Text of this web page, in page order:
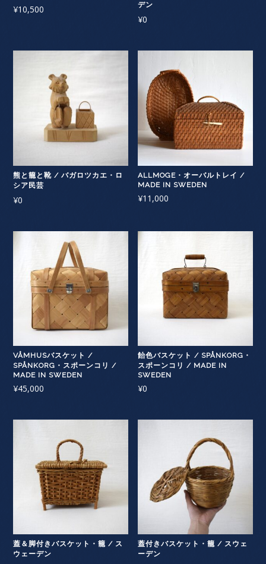
¥10,500
デン
¥0
熊と籠と靴 / バガロツカエ・ロ
シア民芸
¥0
ALLMOGE・オーバルトレイ /
MADE IN SWEDEN
¥11,000
VÅMHUSバスケット /
SPÅNKORG・スポーンコリ /
MADE IN SWEDEN
¥45,000
飴色バスケット / SPÅNKORG・
スポーンコリ / MADE IN
SWEDEN
¥0
蓋＆脚付きバスケット・籠 / ス
ウェーデン
蓋付きバスケット・籠 / スウェ
ーデン